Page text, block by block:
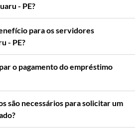
- PE?
para os servidores
- PE?
o pagamento do empréstimo
são necessários para solicitar um